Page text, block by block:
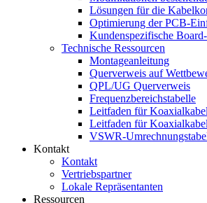
Lösungen für die
Optimierung der PCB-
Kundenspezifische
Technische Ressourcen
Montageanleitung
Querverweis auf
QPL/UG Querverweis
Frequenzbereichstabelle
Leitfaden für Koaxialkabel
Leitfaden für Koaxialkabel
VSWR-
Kontakt
Kontakt
Vertriebspartner
Lokale Repräsentanten
Ressourcen